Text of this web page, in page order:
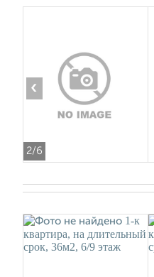
2/6
‹